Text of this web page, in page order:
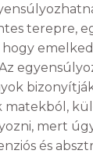
terepre,
matekból,
mert
és